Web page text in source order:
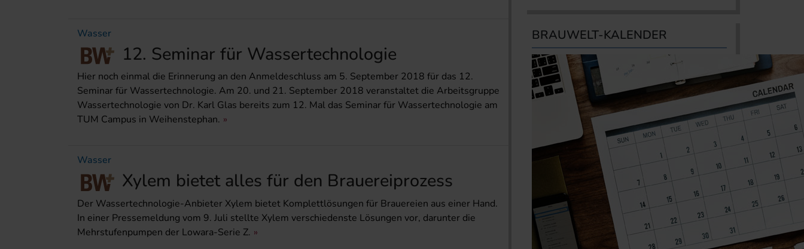
Wasser
12. Seminar für Wasser­technologie
Hier noch einmal die Erinnerung an den Anmeldeschluss am 5. September 2018 für das 12.
Seminar für Wassertechnologie. Am 20. und 21. September 2018 veranstaltet die Arbeitsgruppe
Wassertechnologie von Dr. Karl Glas bereits zum 12. Mal das Seminar für Wassertechnologie am
TUM Campus in Weihenstephan.
Wasser
Xylem bietet alles für den Brauereiprozess
Der Wassertechnologie-Anbieter Xylem bietet Komplettlösungen für Brauereien aus einer Hand.
In einer Pressemeldung vom 9. Juli stellte Xylem verschiedenste Lösungen vor, darunter die
Mehrstufenpumpen der Lowara-Serie Z.
BRAUWELT-KALENDER